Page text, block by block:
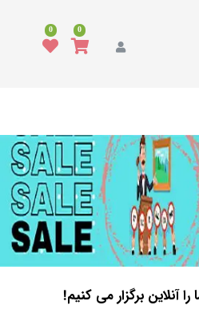
0
0
آنلاین برگزار می کنیم!